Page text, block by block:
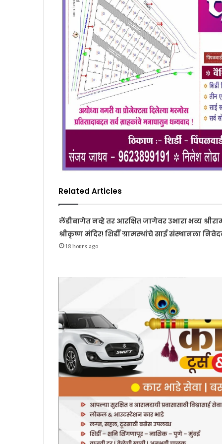
Related Articles
लेंडीबागेत नव्हे तर आरक्षित जागेवर उभारा भव्य
श्रीकृष्ण मंदिर! शिर्डी ग्रामस्थांचे साई संस्थानला
18 hours ago